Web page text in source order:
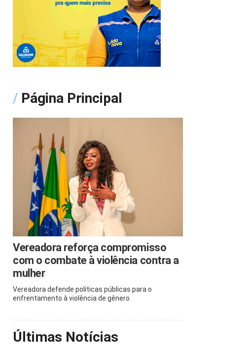
/ Página Principal
Vereadora reforça compromisso
com o combate à violência contra a
mulher
Vereadora defende políticas públicas para o
enfrentamento à violência de gênero
Últimas Notícias